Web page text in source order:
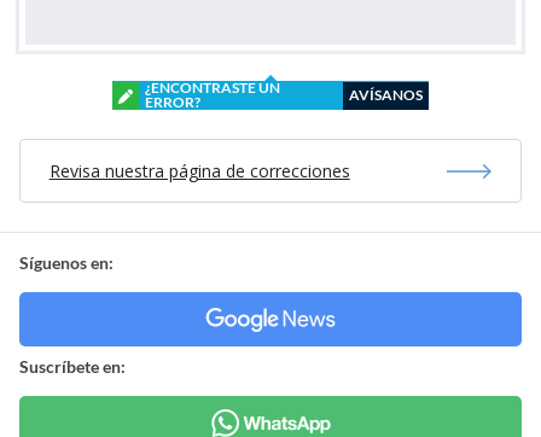
¿ENCONTRASTE UN
ERROR?
AVÍSANOS
Revisa nuestra página de correcciones
Síguenos en:
Suscríbete en: